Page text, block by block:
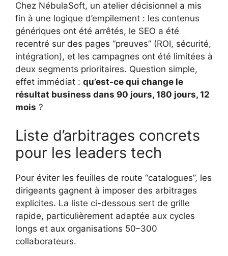
Chez NébulaSoft, un atelier décisionnel a mis
fin à une logique d’empilement : les contenus
génériques ont été arrêtés, le SEO a été
recentré sur des pages “preuves” (ROI, sécurité,
intégration), et les campagnes ont été limitées à
deux segments prioritaires. Question simple,
effet immédiat : qu’est-ce qui change le
résultat business dans 90 jours, 180 jours, 12
mois ?
Liste d’arbitrages concrets
pour les leaders tech
Pour éviter les feuilles de route “catalogues”, les
dirigeants gagnent à imposer des arbitrages
explicites. La liste ci-dessous sert de grille
rapide, particulièrement adaptée aux cycles
longs et aux organisations 50–300
collaborateurs.